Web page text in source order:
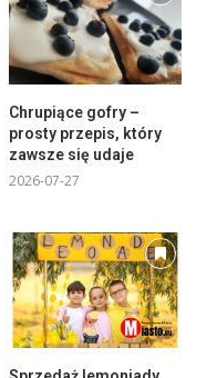
Chrupiące gofry –
prosty przepis, który
zawsze się udaje
2026-07-27